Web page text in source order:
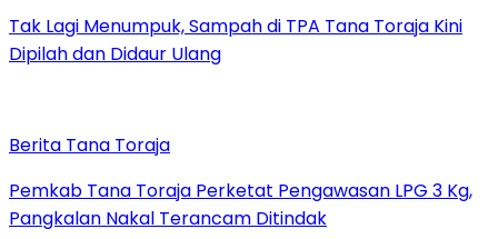
Tak Lagi Menumpuk, Sampah di TPA Tana Toraja Kini
Dipilah dan Didaur Ulang
Berita Tana Toraja
Pemkab Tana Toraja Perketat Pengawasan LPG 3 Kg,
Pangkalan Nakal Terancam Ditindak